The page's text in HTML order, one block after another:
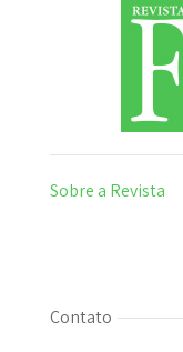
Sobre a Revista
Contato